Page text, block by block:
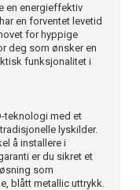
en energieffektiv
en forventet levetid
for hyppige
deg som ønsker en
funksjonalitet i
teknologi med et
lyskilder.
å installere i
er du sikret et
som
blått metallic uttrykk.